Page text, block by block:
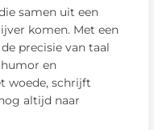
samen uit een
komen. Met een
precisie van taal
en
woede, schrijft
altijd naar